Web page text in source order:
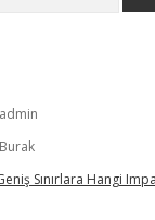
admin
Burak
Sınırlara Hangi